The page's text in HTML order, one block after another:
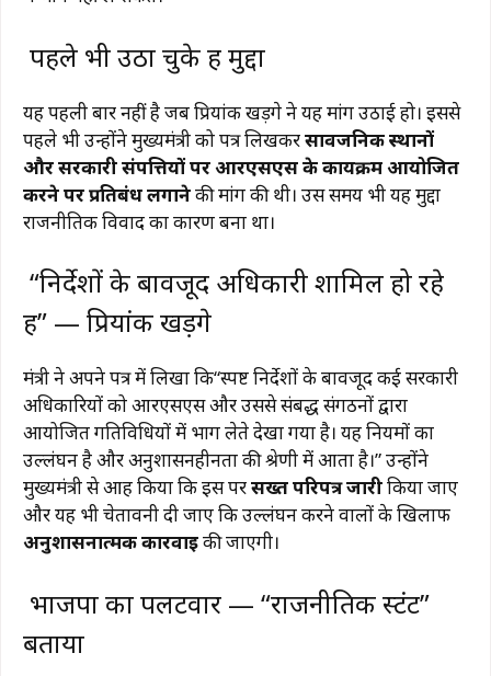
पहले भी उठा चुके हैं मुद्दा
यह पहली बार नहीं है जब प्रियांक खड़गे ने यह मांग उठाई हो। इससे
पहले भी उन्होंने मुख्यमंत्री को पत्र लिखकरसार्वजनिक स्थानों
और सरकारी संपत्तियों पर आरएसएस के कार्यक्रम आयोजित
करने पर प्रतिबंध लगानेकी मांग की थी। उस समय भी यह मुद्दा
राजनीतिक विवाद का कारण बना था।
“निर्देशों के बावजूद अधिकारी शामिल हो रहे
हैं” — प्रियांक खड़गे
मंत्री ने अपने पत्र में लिखा कि“स्पष्ट निर्देशों के बावजूद कई सरकारी
अधिकारियों को आरएसएस और उससे संबद्ध संगठनों द्वारा
आयोजित गतिविधियों में भाग लेते देखा गया है। यह नियमों का
उल्लंघन है और अनुशासनहीनता की श्रेणी में आता है।”उन्होंने
मुख्यमंत्री से आग्रह किया कि इस परसख्त परिपत्र जारीकिया जाए
और यह भी चेतावनी दी जाए कि उल्लंघन करने वालों के खिलाफ
अनुशासनात्मक कार्रवाईकी जाएगी।
भाजपा का पलटवार — “राजनीतिक स्टंट”
बताया